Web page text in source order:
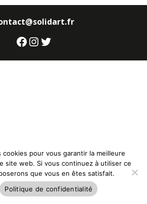
Facebook
Instagram
Twitter
cookies pour vous garantir la meilleure
site web. Si vous continuez à utiliser ce
que vous en êtes satisfait.
Politique de confidentialité